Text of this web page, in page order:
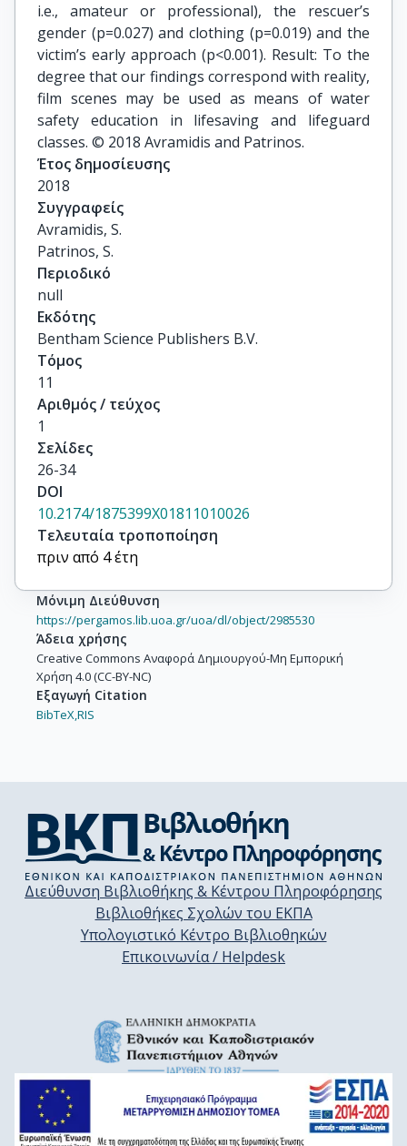
i.e., amateur or professional), the rescuer’s
gender (p=0.027) and clothing (p=0.019) and the
victim’s early approach (p<0.001). Result: To the
degree that our findings correspond with reality,
film scenes may be used as means of water
safety education in lifesaving and lifeguard
classes. © 2018 Avramidis and Patrinos.
Έτος δημοσίευσης
2018
Συγγραφείς
Avramidis, S.
Patrinos, S.
Περιοδικό
null
Εκδότης
Bentham Science Publishers B.V.
Τόμος
11
Αριθμός / τεύχος
1
Σελίδες
26-34
DOI
10.2174/1875399X01811010026
Τελευταία τροποποίηση
πριν από 4 έτη
Μόνιμη Διεύθυνση
https://pergamos.lib.uoa.gr/uoa/dl/object/2985530
Άδεια χρήσης
Creative Commons Αναφορά Δημιουργού-Μη Εμπορική
Χρήση 4.0 (CC-BY-NC)
Εξαγωγή Citation
BibTeX,RIS
Διεύθυνση Βιβλιοθήκης & Κέντρου Πληροφόρησης
Βιβλιοθήκες Σχολών του ΕΚΠΑ
Υπολογιστικό Κέντρο Βιβλιοθηκών
Επικοινωνία / Helpdesk